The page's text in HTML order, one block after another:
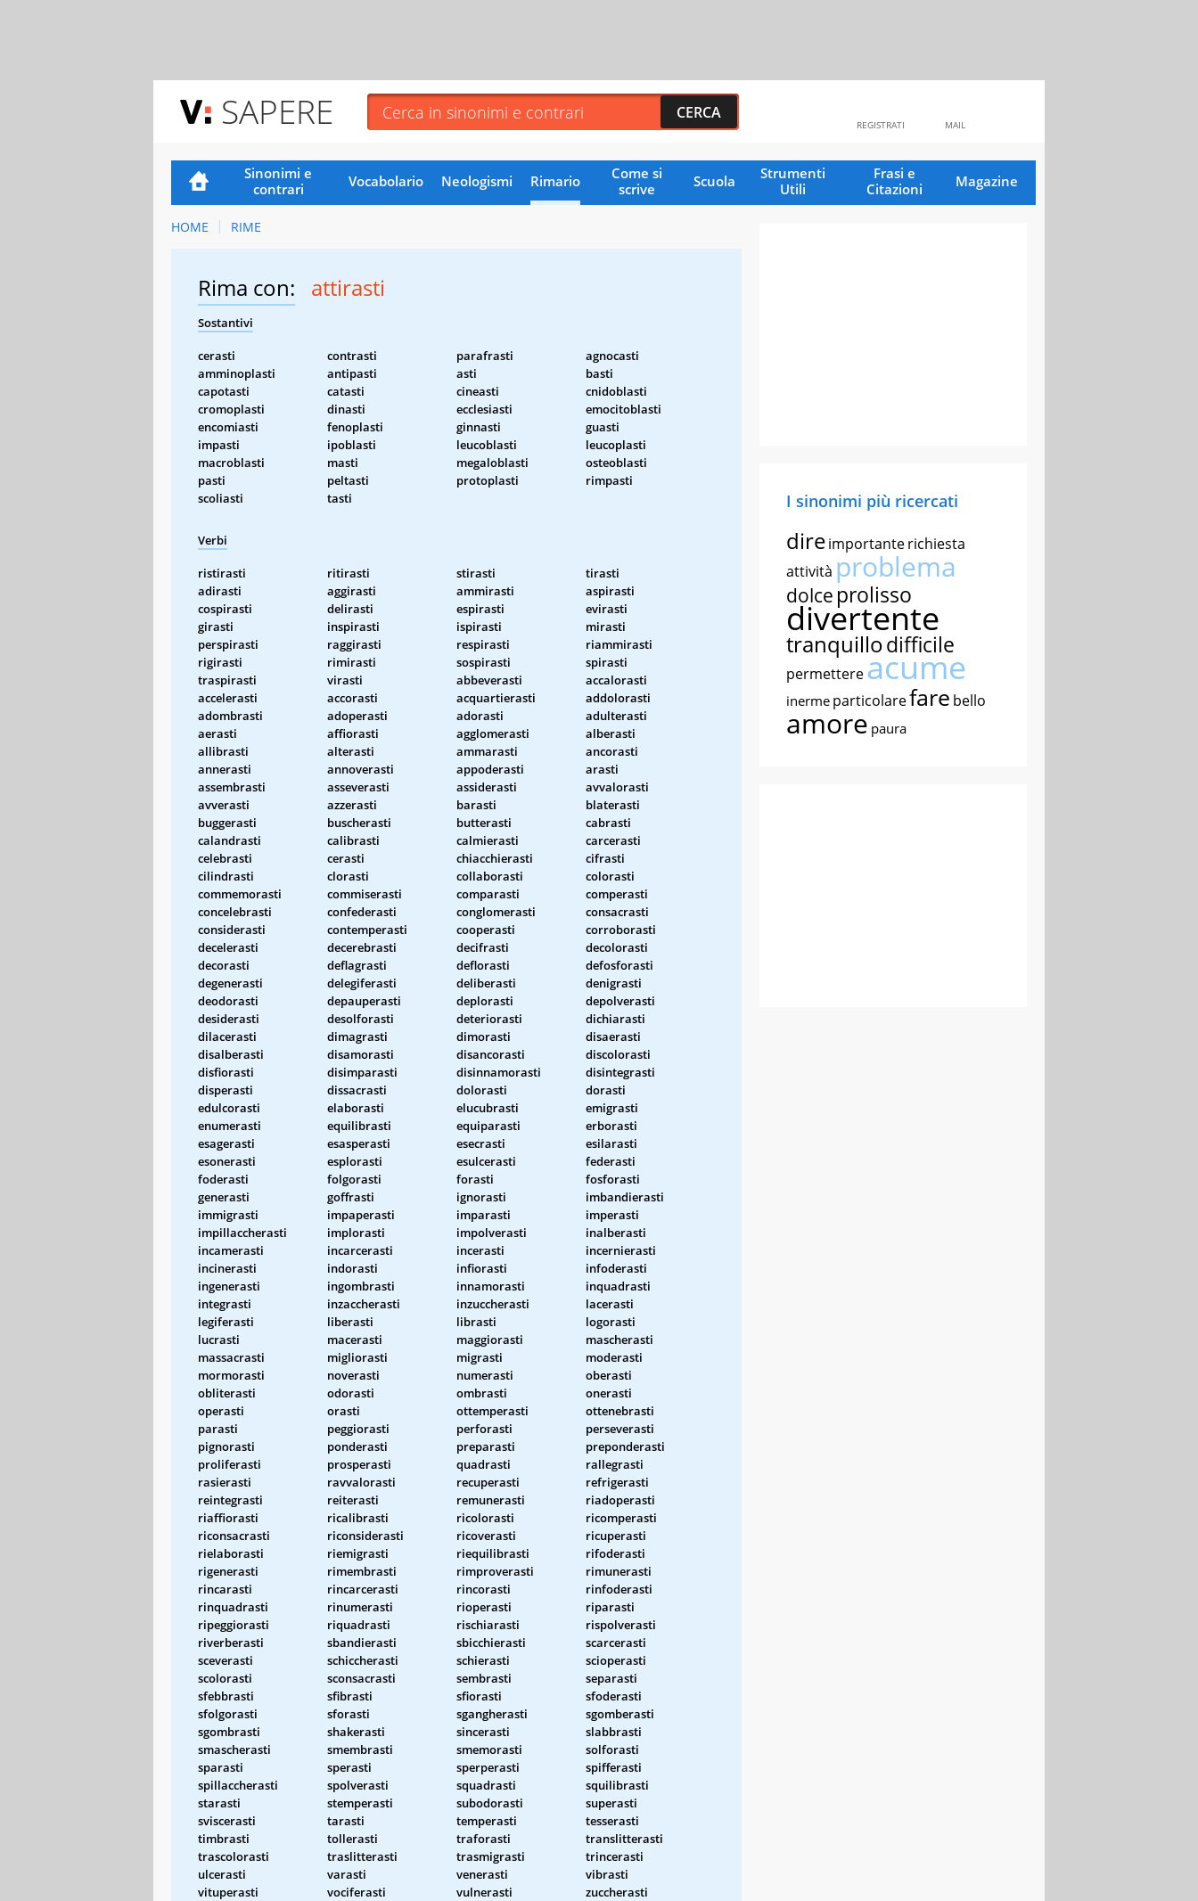
SAPERE MAIL
REGISTRATI
Sinonimi e
contrari
Vocabolario Neologismi Rimario
Come si
scrive
Scuola
Strumenti
Utili
Frasi e
Citazioni
Magazine
HOME RIME
Rima con: attirasti
Sostantivi
cerasti contrasti parafrasti
agnocasti
amminoplasti
antipasti asti
basti
capotasti
catasti cineasti
cnidoblasti
cromoplasti
dinasti ecclesiasti
emocitoblasti
encomiasti
fenoplasti ginnasti
guasti
impasti
ipoblasti leucoblasti
leucoplasti
macroblasti
masti megaloblasti
osteoblasti
pasti
peltasti protoplasti
rimpasti
scoliasti
tasti
Verbi
ristirasti ritirasti stirasti
tirasti
adirasti
aggirasti ammirasti
aspirasti
cospirasti
delirasti espirasti
evirasti
girasti
inspirasti ispirasti
mirasti
perspirasti
raggirasti respirasti
riammirasti
rigirasti
rimirasti sospirasti
spirasti
traspirasti
virasti abbeverasti
accalorasti
accelerasti
accorasti acquartierasti
addolorasti
adombrasti
adoperasti adorasti
adulterasti
aerasti
affiorasti agglomerasti
alberasti
allibrasti
alterasti ammarasti
ancorasti
annerasti
annoverasti appoderasti
arasti
assembrasti
asseverasti assiderasti
avvalorasti
avverasti
azzerasti barasti
blaterasti
buggerasti
buscherasti butterasti
cabrasti
calandrasti
calibrasti calmierasti
carcerasti
celebrasti
cerasti chiacchierasti
cifrasti
cilindrasti
clorasti collaborasti
colorasti
commemorasti
commiserasti comparasti
comperasti
concelebrasti
confederasti conglomerasti
consacrasti
considerasti
contemperasti cooperasti
corroborasti
decelerasti
decerebrasti decifrasti
decolorasti
decorasti
deflagrasti deflorasti
defosforasti
degenerasti
delegiferasti deliberasti
denigrasti
deodorasti
depauperasti deplorasti
depolverasti
desiderasti
desolforasti deteriorasti
dichiarasti
dilacerasti
dimagrasti dimorasti
disaerasti
disalberasti
disamorasti disancorasti
discolorasti
disfiorasti
disimparasti disinnamorasti
disintegrasti
disperasti
dissacrasti dolorasti
dorasti
edulcorasti
elaborasti elucubrasti
emigrasti
enumerasti
equilibrasti equiparasti
erborasti
esagerasti
esasperasti esecrasti
esilarasti
esonerasti
esplorasti esulcerasti
federasti
foderasti
folgorasti forasti
fosforasti
generasti
goffrasti ignorasti
imbandierasti
immigrasti
impaperasti imparasti
imperasti
impillaccherasti
implorasti impolverasti
inalberasti
incamerasti
incarcerasti incerasti
incernierasti
incinerasti
indorasti infiorasti
infoderasti
ingenerasti
ingombrasti innamorasti
inquadrasti
integrasti
inzaccherasti inzuccherasti
lacerasti
legiferasti
liberasti librasti
logorasti
lucrasti
macerasti maggiorasti
mascherasti
massacrasti
migliorasti migrasti
moderasti
mormorasti
noverasti numerasti
oberasti
obliterasti
odorasti ombrasti
onerasti
operasti
orasti ottemperasti
ottenebrasti
parasti
peggiorasti perforasti
perseverasti
pignorasti
ponderasti preparasti
preponderasti
proliferasti
prosperasti quadrasti
rallegrasti
rasierasti
ravvalorasti recuperasti
refrigerasti
reintegrasti
reiterasti remunerasti
riadoperasti
riaffiorasti
ricalibrasti ricolorasti
ricomperasti
riconsacrasti
riconsiderasti ricoverasti
ricuperasti
rielaborasti
riemigrasti riequilibrasti
rifoderasti
rigenerasti
rimembrasti rimproverasti
rimunerasti
rincarasti
rincarcerasti rincorasti
rinfoderasti
rinquadrasti
rinumerasti rioperasti
riparasti
ripeggiorasti
riquadrasti rischiarasti
rispolverasti
riverberasti
sbandierasti sbicchierasti
scarcerasti
sceverasti
schiccherasti schierasti
scioperasti
scolorasti
sconsacrasti sembrasti
separasti
sfebbrasti
sfibrasti sfiorasti
sfoderasti
sfolgorasti
sforasti sgangherasti
sgomberasti
sgombrasti
shakerasti sincerasti
slabbrasti
smascherasti
smembrasti smemorasti
solforasti
sparasti
sperasti sperperasti
spifferasti
spillaccherasti
spolverasti squadrasti
squilibrasti
starasti
stemperasti subodorasti
superasti
sviscerasti
tarasti temperasti
tesserasti
timbrasti
tollerasti traforasti
translitterasti
trascolorasti
traslitterasti trasmigrasti
trincerasti
ulcerasti
varasti venerasti
vibrasti
vituperasti
vociferasti vulnerasti zuccherasti
I sinonimi più ricercati
direimportanterichiesta
attività problema
dolce prolisso
divertente
tranquillodifficile
permettereacume
inerme particolarefare bello
amore paura